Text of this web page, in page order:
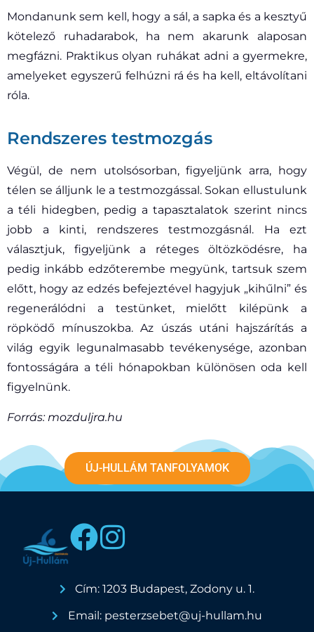
Mondanunk sem kell, hogy a sál, a sapka és a kesztyű
kötelező ruhadarabok, ha nem akarunk alaposan
megfázni. Praktikus olyan ruhákat adni a gyermekre,
amelyeket egyszerű felhúzni rá és ha kell, eltávolítani
róla.
Rendszeres testmozgás
Végül, de nem utolsósorban, figyeljünk arra, hogy
télen se álljunk le a testmozgással. Sokan ellustulunk
a téli hidegben, pedig a tapasztalatok szerint nincs
jobb a kinti, rendszeres testmozgásnál. Ha ezt
választjuk, figyeljünk a réteges öltözködésre, ha
pedig inkább edzőterembe megyünk, tartsuk szem
előtt, hogy az edzés befejeztével hagyjuk „kihűlni” és
regenerálódni a testünket, mielőtt kilépünk a
röpködő mínuszokba. Az úszás utáni hajszárítás a
világ egyik legunalmasabb tevékenysége, azonban
fontosságára a téli hónapokban különösen oda kell
figyelnünk.
Forrás: mozduljra.hu
ÚJ-HULLÁM TANFOLYAMOK
Cím: 1203 Budapest, Zodony u. 1.
Email: pesterzsebet@uj-hullam.hu